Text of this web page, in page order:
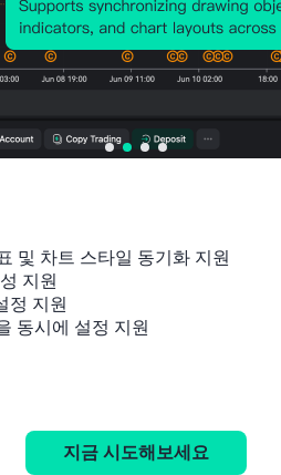
표
CPI(S
A 아
님) (6
월)
움직임
소비자
움직임
및 차트 스타일 동기화 지원
지원
정 지원
동시에 설정 지원
지금 시도해보세요